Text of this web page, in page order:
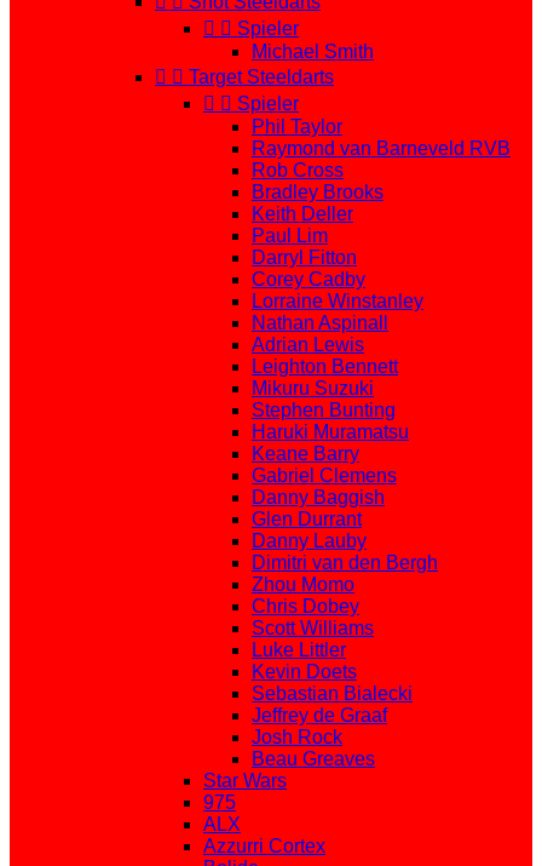
  Spieler
Michael Smith
  Target Steeldarts
  Spieler
Phil Taylor
Raymond van Barneveld RVB
Rob Cross
Bradley Brooks
Keith Deller
Paul Lim
Darryl Fitton
Corey Cadby
Lorraine Winstanley
Nathan Aspinall
Adrian Lewis
Leighton Bennett
Mikuru Suzuki
Stephen Bunting
Haruki Muramatsu
Keane Barry
Gabriel Clemens
Danny Baggish
Glen Durrant
Danny Lauby
Dimitri van den Bergh
Zhou Momo
Chris Dobey
Scott Williams
Luke Littler
Kevin Doets
Sebastian Bialecki
Jeffrey de Graaf
Josh Rock
Beau Greaves
Star Wars
975
ALX
Azzurri Cortex